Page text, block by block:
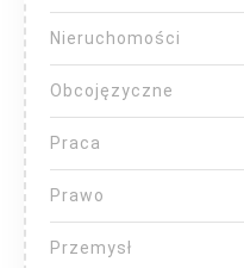
Nieruchomości
Obcojęzyczne
Praca
Prawo
Przemysł